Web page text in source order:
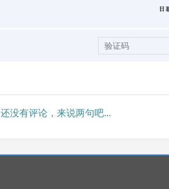
还没有评论，来说两句吧...